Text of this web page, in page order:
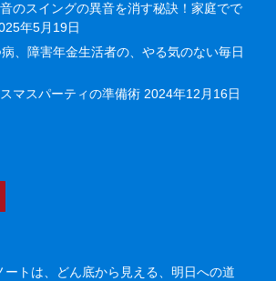
のスイングの異音を消す秘訣！家庭でで
年5月19日
、障害年金生活者の、やる気のない毎日
マスパーティの準備術 2024年12月16日
ートは、どん底から見える、明日への道